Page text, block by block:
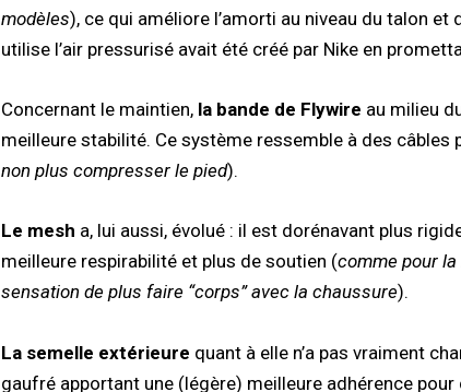
modèles), ce qui améliore l’amorti au niveau du talon
utilise l’air pressurisé avait été créé par Nike en
Concernant le maintien, la bande de Flywire au milieu
meilleure stabilité. Ce système ressemble à des
non plus compresser le pied).
Le mesh a, lui aussi, évolué : il est dorénavant plus
meilleure respirabilité et plus de soutien (comme pour la
sensation de plus faire “corps” avec la chaussure).
La semelle extérieure quant à elle n’a pas vraiment
gaufré apportant une (légère) meilleure adhérence